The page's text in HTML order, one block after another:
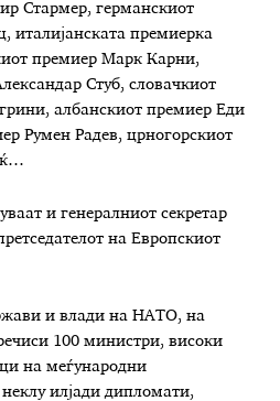
Стармер, германскиот
италијанската премиерка
премиер Марк Карни,
Стуб, словачкиот
албанскиот премиер Еди
Румен Радев, црногорскиот
и генералниот секретар
на Европскиот
и влади на НАТО, на
100 министри, високи
на меѓународни
илјади дипломати,